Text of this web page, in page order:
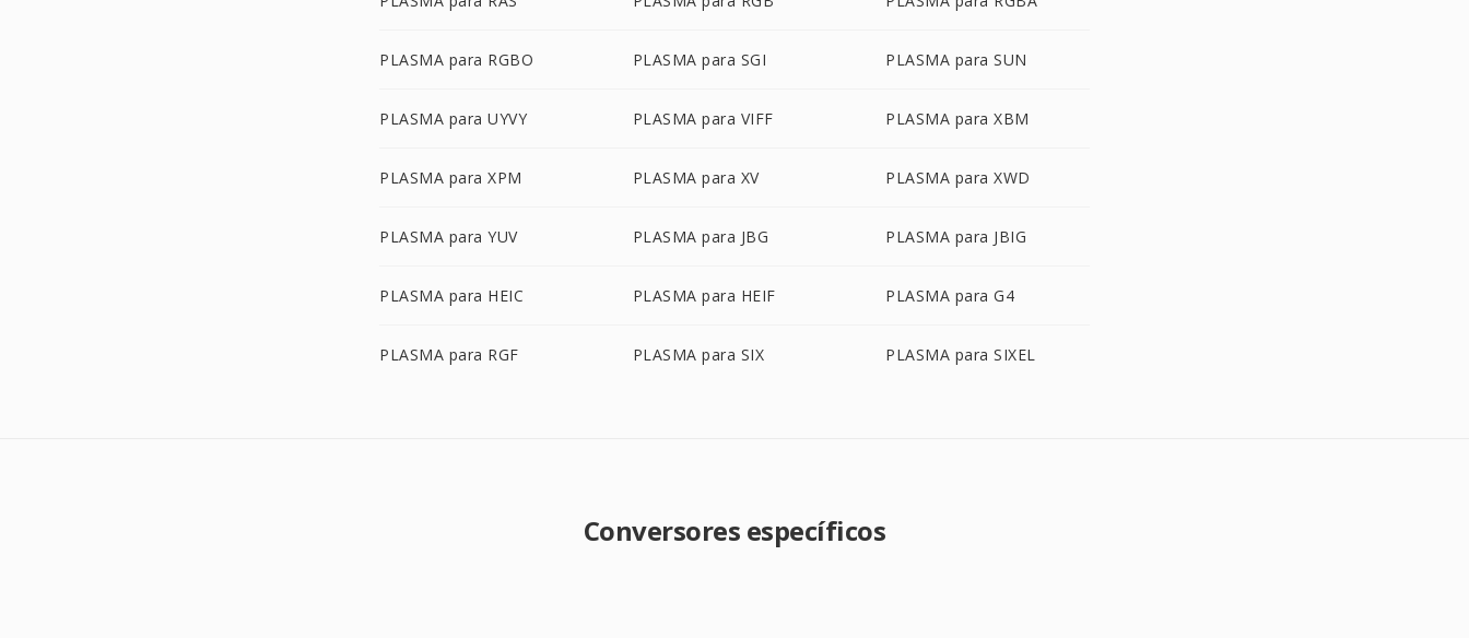
PLASMA para RGBO PLASMA para SGI PLASMA para SUN
PLASMA para UYVY PLASMA para VIFF PLASMA para XBM
PLASMA para XPM PLASMA para XV PLASMA para XWD
PLASMA para YUV PLASMA para JBG PLASMA para JBIG
PLASMA para HEIC PLASMA para HEIF PLASMA para G4
PLASMA para RGF PLASMA para SIX PLASMA para SIXEL
Conversores específicos